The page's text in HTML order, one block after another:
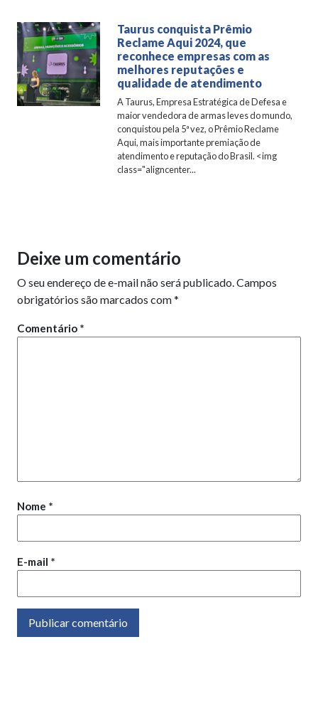
Taurus conquista Prêmio
Reclame Aqui 2024, que
reconhece empresas com as
melhores reputações e
qualidade de atendimento
A Taurus, Empresa Estratégica de Defesa e
maior vendedora de armas leves do mundo,
conquistou pela 5ª vez, o Prêmio Reclame
Aqui, mais importante premiação de
atendimento e reputação do Brasil. <img
class="aligncenter...
Deixe um comentário
O seu endereço de e-mail não será publicado.Campos
obrigatórios são marcados com*
Comentário *
Nome *
E-mail *